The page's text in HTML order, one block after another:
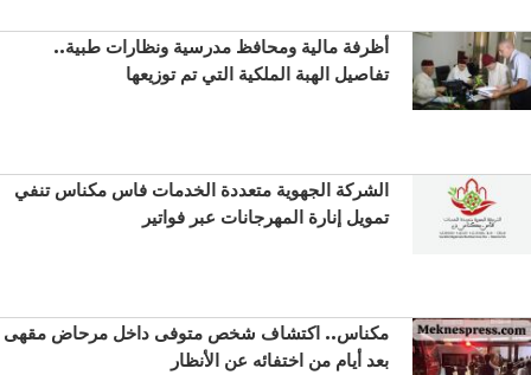
أظرفة مالية ومحافظ مدرسية ونظارات طبية..
تفاصيل الهبة الملكية التي تم توزيعها
الشركة الجهوية متعددة الخدمات فاس مكناس تنفي
تمويل إنارة المهرجانات عبر فواتير
مكناس.. اكتشاف شخص متوفى داخل مرحاض مقهى
بعد أيام من اختفائه عن الأنظار